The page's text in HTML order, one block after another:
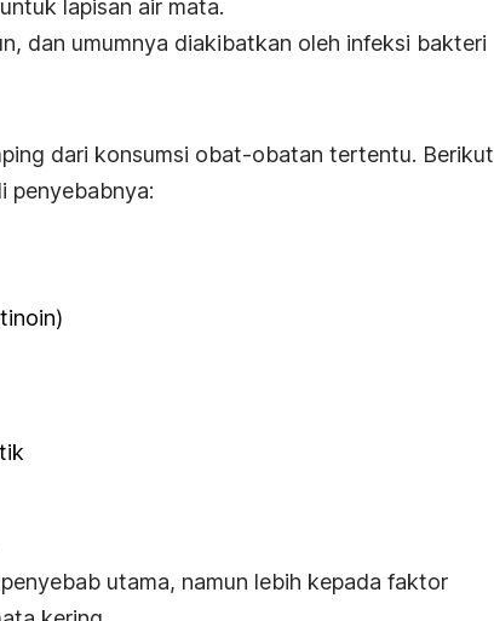
lapisan air mata.
dan umumnya diakibatkan oleh infeksi bakteri
dari konsumsi obat-obatan tertentu. Berikut
penyebabnya:
utama, namun lebih kepada faktor